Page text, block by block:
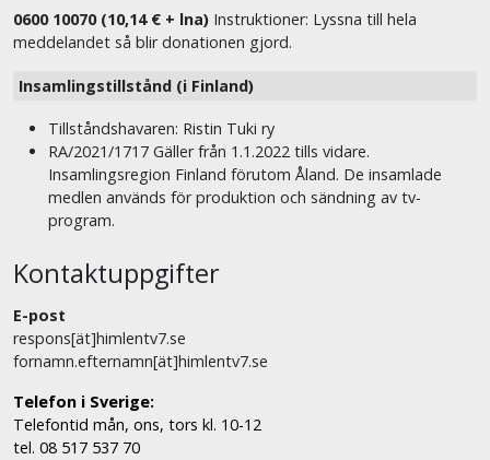
0600 10070 (10,14 € + lna) Instruktioner: Lyssna till hela
meddelandet så blir donationen gjord.
Insamlingstillstånd (i Finland)
Tillståndshavaren: Ristin Tuki ry
RA/2021/1717 Gäller från 1.1.2022 tills vidare.
Insamlingsregion Finland förutom Åland. De insamlade
medlen används för produktion och sändning av tv-
program.
Kontaktuppgifter
E-post
respons[ät]himlentv7.se
fornamn.efternamn[ät]himlentv7.se
Telefon i Sverige:
Telefontid mån, ons, tors kl. 10-12
tel. 08 517 537 70